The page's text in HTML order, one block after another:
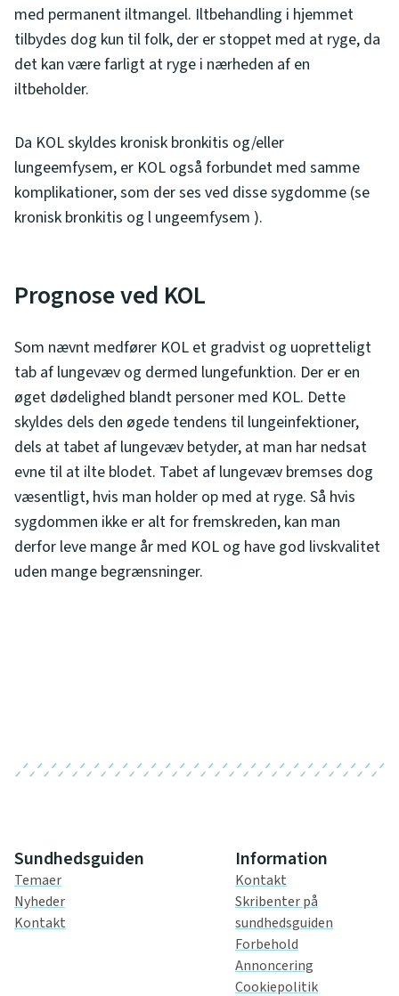
med permanent iltmangel. Iltbehandling i hjemmet
tilbydes dog kun til folk, der er stoppet med at ryge, da
det kan være farligt at ryge i nærheden af en
iltbeholder.
Da KOL skyldes kronisk bronkitis og/eller
lungeemfysem, er KOL også forbundet med samme
komplikationer, som der ses ved disse sygdomme (se
kronisk bronkitis og l ungeemfysem ).
Prognose ved KOL
Som nævnt medfører KOL et gradvist og uopretteligt
tab af lungevæv og dermed lungefunktion. Der er en
øget dødelighed blandt personer med KOL. Dette
skyldes dels den øgede tendens til lungeinfektioner,
dels at tabet af lungevæv betyder, at man har nedsat
evne til at ilte blodet. Tabet af lungevæv bremses dog
væsentligt, hvis man holder op med at ryge. Så hvis
sygdommen ikke er alt for fremskreden, kan man
derfor leve mange år med KOL og have god livskvalitet
uden mange begrænsninger.
Sundhedsguiden
Temaer
Nyheder
Kontakt
Information
Kontakt
Skribenter på
sundhedsguiden
Forbehold
Annoncering
Cookiepolitik